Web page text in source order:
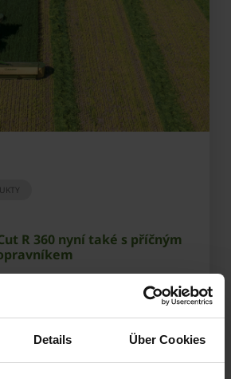
Details Über Cookies
R 360 nyní také s příčným